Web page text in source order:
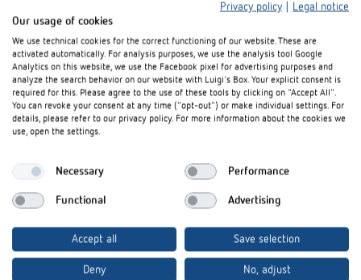
Gesamtkatalog 2026 (30,2 MB)
In den Dokumentenkorb
I agree that external content may be displayed to me.
Personal data can thus be transferred to third party
platforms. For more information, please see our privacy policy.
Privacy policy
Legal notice
Our usage of cookies
We use technical cookies for the correct functioning of our website. These are
activated automatically. For analysis purposes, we use the analysis tool Google
Analytics on this website, we use the Facebook pixel for advertising purposes and
analyze the search behavior on our website with Luigi's Box. Your explicit consent is
required for this. Please agree to the use of these tools by clicking on "Accept All".
You can revoke your consent at any time ("opt-out") or make individual settings. For
details, please refer to our privacy policy. For more information about the cookies we
use, open the settings.
Necessary Performance
Functional Advertising
Accept all Save selection
Deny No, adjust